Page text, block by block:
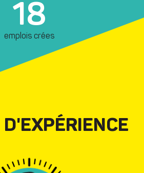
emplois crées
18
D'EXPÉRIENCE